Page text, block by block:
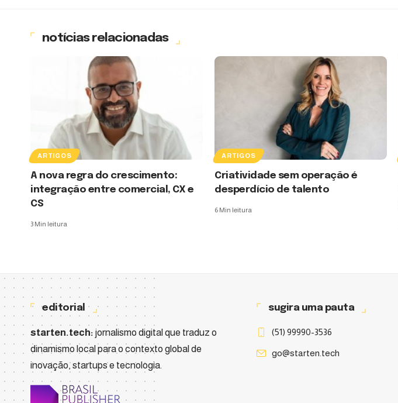
notícias relacionadas
ARTIGOS
A nova regra do crescimento:
integração entre comercial, CX e
CS
3 Min leitura
ARTIGOS
Criatividade sem operação é
desperdício de talento
6 Min leitura
editorial
starten.tech: jornalismo digital que traduz o
dinamismo local para o contexto global de
inovação, startups e tecnologia.
sugira uma pauta
(51) 99990-3536
go@starten.tech